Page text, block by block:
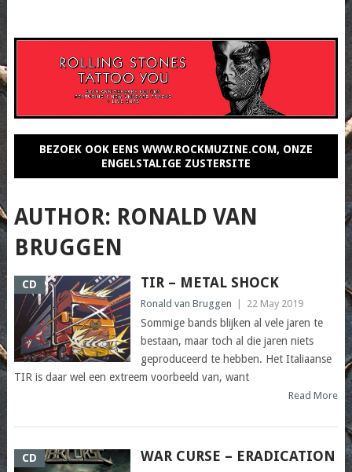
BEZOEK OOK EENS WWW.ROCKMUZINE.COM, ONZE
ENGELSTALIGE ZUSTERSITE
AUTHOR: RONALD VAN
BRUGGEN
CD TIR – METAL SHOCK
Ronald van Bruggen 22 May 2019
Sommige bands blijken al vele jaren te
bestaan, maar toch al die jaren niets
geproduceerd te hebben. Het Italiaanse
TIR is daar wel een extreem voorbeeld van, want
Read More
CD WAR CURSE – ERADICATION